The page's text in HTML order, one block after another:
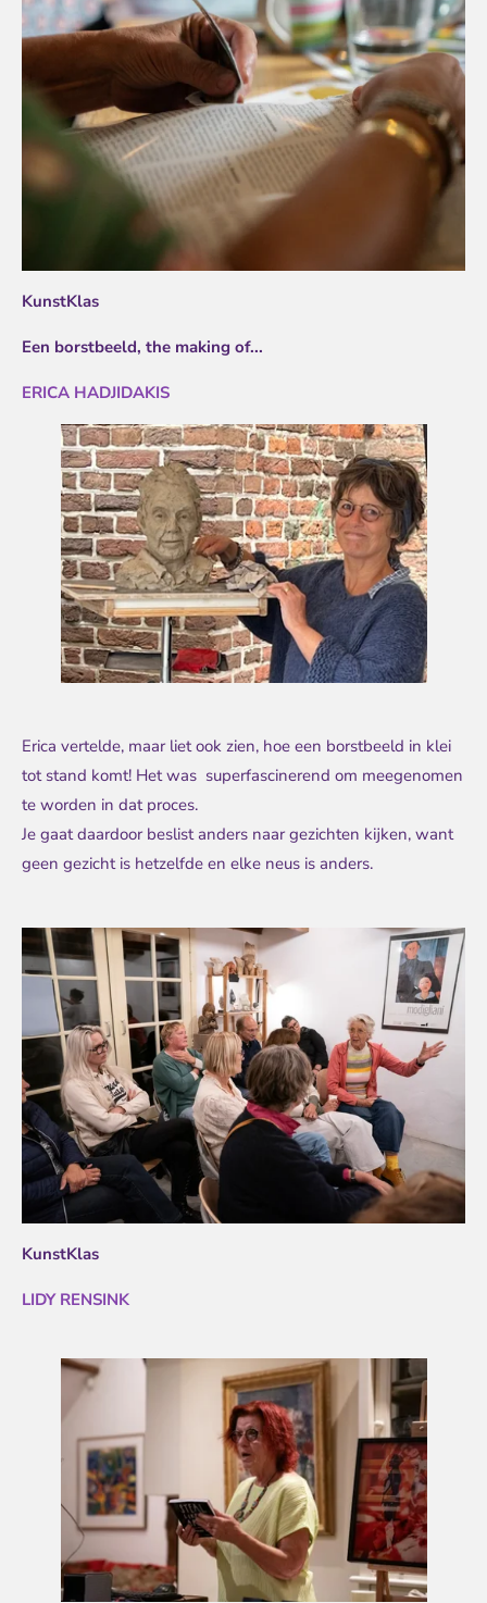
KunstKlas
Een borstbeeld, the making of...
ERICA HADJIDAKIS
Erica vertelde, maar liet ook zien, hoe een borstbeeld in klei
tot stand komt! Het was superfascinerend om meegenomen
te worden in dat proces.
Je gaat daardoor beslist anders naar gezichten kijken, want
geen gezicht is hetzelfde en elke neus is anders.
KunstKlas
LIDY RENSINK